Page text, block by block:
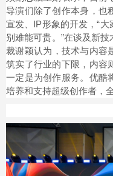
导演们除了创作本身，也
宣发、IP形象的开发，“
别难能可贵。”在谈及新
裁谢颖认为，技术与内容
筑实了行业的下限，内容
一定是为创作服务。优酷
培养和支持超级创作者，